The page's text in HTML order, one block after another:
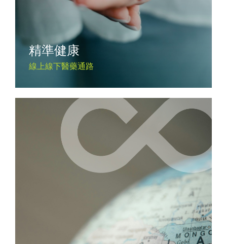
精準健康
線上線下醫藥通路